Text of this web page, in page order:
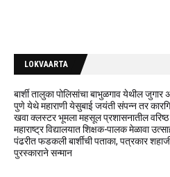
LOKVAARTA
बार्शी तालुका पोलिसांचा बाभुळगाव येथील जुगार
पुणे येथे महाराणी येसुबाई जयंती संपन्न तर
खवा क्लस्टर भूमला महसूल प्रशासनातील वरिष्ठ
महाराष्ट्र विद्यालयात शिक्षक-पालक मेळावा
पंढरीत फडकली बार्शीची पताका, पत्रकार
पुरस्काराने सन्मान